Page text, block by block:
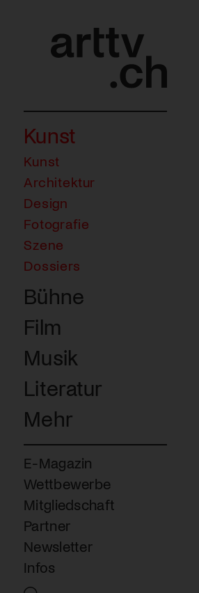
Kunst
Kunst
Architektur
Design
Fotografie
Szene
Dossiers
Bühne
Film
Musik
Literatur
Mehr
E-Magazin
Wettbewerbe
Mitgliedschaft
Partner
Newsletter
Infos